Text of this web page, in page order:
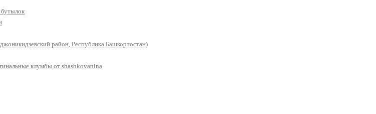
район, Республика Башкортостан)
клумбы от shashkovanina